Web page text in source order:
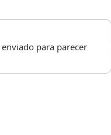
enviado para parecer